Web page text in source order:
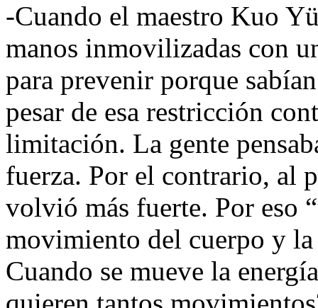
-Cuando el maestro Kuo
manos inmovilizadas con
para prevenir porque
pesar de esa restricción
limitación. La gente
fuerza. Por el contrario, al
volvió más fuerte. Por eso
movimiento del cuerpo y
Cuando se mueve la